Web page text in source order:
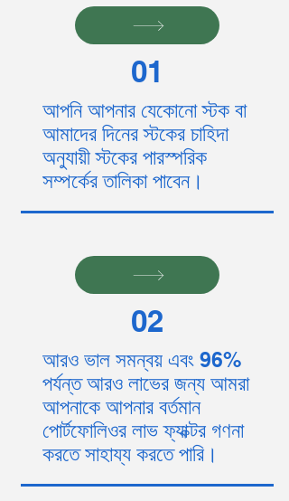
01
আপনি আপনার যেকোনো স্টক বা
আমাদের দিনের স্টকের চাহিদা
অনুযায়ী স্টকের পারস্পরিক
সম্পর্কের তালিকা পাবেন।
02
আরও ভাল সমন্বয় এবং 96%
পর্যন্ত আরও লাভের জন্য আমরা
আপনাকে আপনার বর্তমান
পোর্টফোলিওর লাভ ফ্যাক্টর গণনা
করতে সাহায্য করতে পারি।